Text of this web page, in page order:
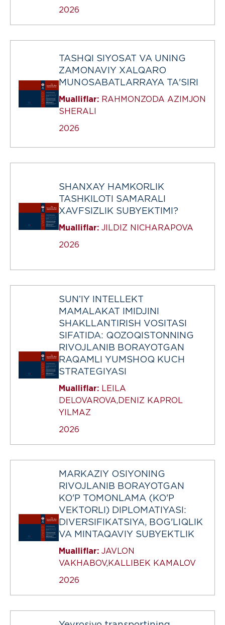
2026
TASHQI SIYOSAT VA UNING
ZAMONAVIY XALQARO
MUNOSABATLARRAYA TA'SIRI
Mualliflar: RAHMONZODA AZIMJON
SHERALI
2026
SHANXAY HAMKORLIK
TASHKILOTI SAMARALI
XAVFSIZLIK SUBYEKTIMI?
Mualliflar: JILDIZ NICHARAPOVA
2026
SUNʼIY INTELLEKT
MAMALAKAT IMIDJINI
SHAKLLANTIRISH VOSITASI
SIFATIDA: QOZOQISTONNING
RIVOJLANIB BORAYOTGAN
RAQAMLI YUMSHOQ KUCH
STRATEGIYASI
Mualliflar: LEILA
DELOVAROVA,DENIZ KAPROL
YILMAZ
2026
MARKAZIY OSIYONING
RIVOJLANIB BORAYOTGAN
KO'P TOMONLAMA (KO'P
VEKTORLI) DIPLOMATIYASI:
DIVERSIFIKATSIYA, BOG'LIQLIK
VA MINTAQAVIY SUBYEKTLIK
Mualliflar: JAVLON
VAKHABOV,KALLIBEK KAMALOV
2026